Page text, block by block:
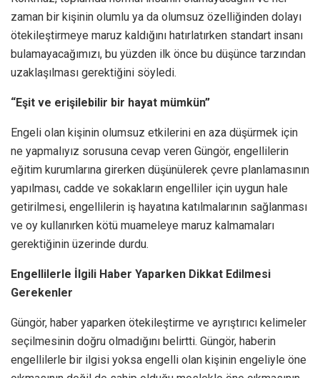
zaman bir kişinin olumlu ya da olumsuz özelliğinden dolayı
ötekileştirmeye maruz kaldığını hatırlatırken standart insanı
bulamayacağımızı, bu yüzden ilk önce bu düşünce tarzından
uzaklaşılması gerektiğini söyledi.
“Eşit ve erişilebilir bir hayat mümkün”
Engeli olan kişinin olumsuz etkilerini en aza düşürmek için
ne yapmalıyız sorusuna cevap veren Güngör, engellilerin
eğitim kurumlarına girerken düşünülerek çevre planlamasının
yapılması, cadde ve sokakların engelliler için uygun hale
getirilmesi, engellilerin iş hayatına katılmalarının sağlanması
ve oy kullanırken kötü muameleye maruz kalmamaları
gerektiğinin üzerinde durdu.
Engellilerle İlgili Haber Yaparken Dikkat Edilmesi
Gerekenler
Güngör, haber yaparken ötekileştirme ve ayrıştırıcı kelimeler
seçilmesinin doğru olmadığını belirtti. Güngör, haberin
engellilerle bir ilgisi yoksa engelli olan kişinin engeliyle öne